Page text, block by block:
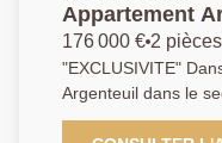
Appartement
176 000 € 2 pièces
"EXCLUSIVITE"
Argenteuil dans le
l'Agence Principale